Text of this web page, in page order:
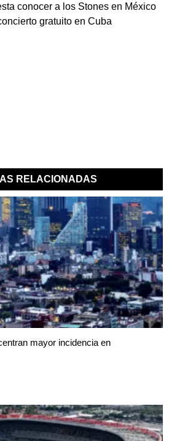
conocer a los Stones en México
gratuito en Cuba
RELACIONADAS
mayor incidencia en